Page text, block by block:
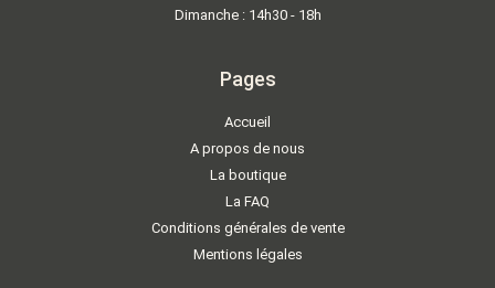
Dimanche : 14h30 - 18h
Pages
Accueil
A propos de nous
La boutique
La FAQ
Conditions générales de vente
Mentions légales